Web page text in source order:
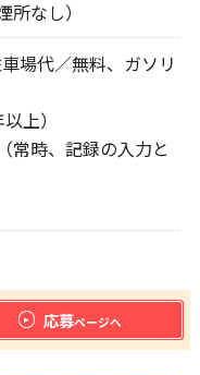
なし）
場代／無料、ガソリ
上）
常時、記録の入力と
応募ページへ